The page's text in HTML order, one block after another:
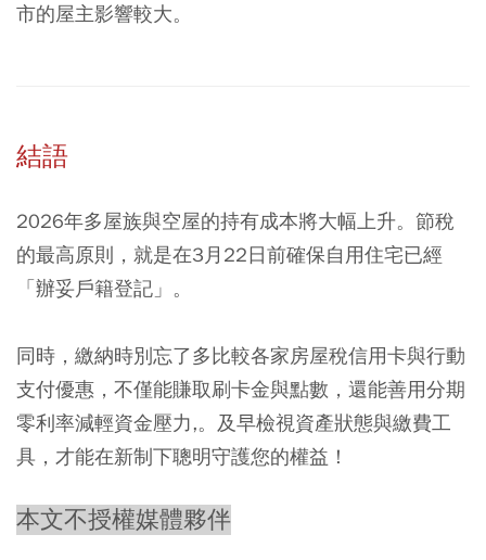
市的屋主影響較大。
結語
2026年多屋族與空屋的持有成本將大幅上升。節稅
的最高原則，就是在3月22日前確保自用住宅已經
「辦妥戶籍登記」。
同時，繳納時別忘了多比較各家房屋稅信用卡與行動
支付優惠，不僅能賺取刷卡金與點數，還能善用分期
零利率減輕資金壓力,。及早檢視資產狀態與繳費工
具，才能在新制下聰明守護您的權益！
本文不授權媒體夥伴